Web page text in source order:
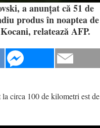
a anunțat că 51 de
produs în noaptea de
relatează AFP.
circa 100 de kilometri est de